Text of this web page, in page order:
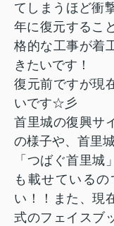
てしまうほど衝
年に復元するこ
格的な工事が着
きたいです！
復元前ですが現
いです☆彡
首里城の復興サ
の様子や、首里
「つばぐ首里
も載せている
い！！また、現
式のフェイスブ